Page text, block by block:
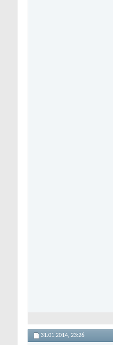
31.01.2014, 23:26